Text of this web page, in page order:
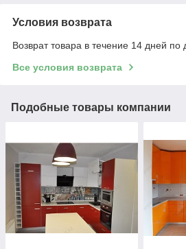
Условия возврата
Возврат товара в течение 14 дней по
Все условия возврата
Подобные товары компании